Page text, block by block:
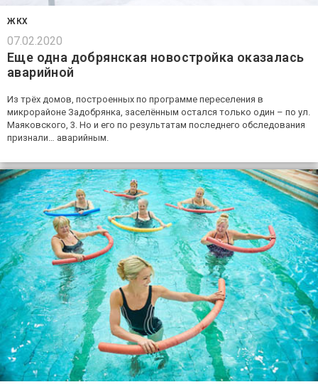
ЖКХ
07.02.2020
Еще одна добрянская новостройка оказалась
аварийной
Из трёх домов, построенных по программе переселения в
микрорайоне Задобрянка, заселённым остался только один – по ул.
Маяковского, 3. Но и его по результатам последнего обследования
признали… аварийным.